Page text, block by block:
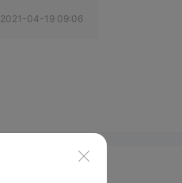
2021-04-19 09:06